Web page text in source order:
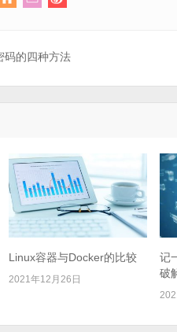
码的四种方法
Linux容器与Docker的比较
2021年12月26日
记
破